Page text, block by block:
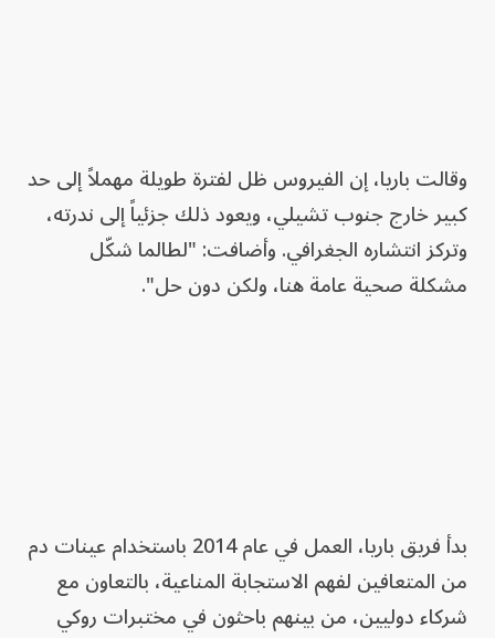
وقالت باريا، إن الفيروس ظل لفترة طويلة مهملاً إلى حد
كبير خارج جنوب تشيلي، ويعود ذلك جزئياً إلى ندرته،
وتركز انتشاره الجغرافي. وأضافت: "لطالما شكّل
مشكلة صحية عامة هنا، ولكن دون حل".
بدأ فريق باريا، العمل في عام 2014 باستخدام عينات دم
من المتعافين لفهم الاستجابة المناعية، بالتعاون مع
شركاء دوليين، من بينهم باحثون في مختبرات روكي